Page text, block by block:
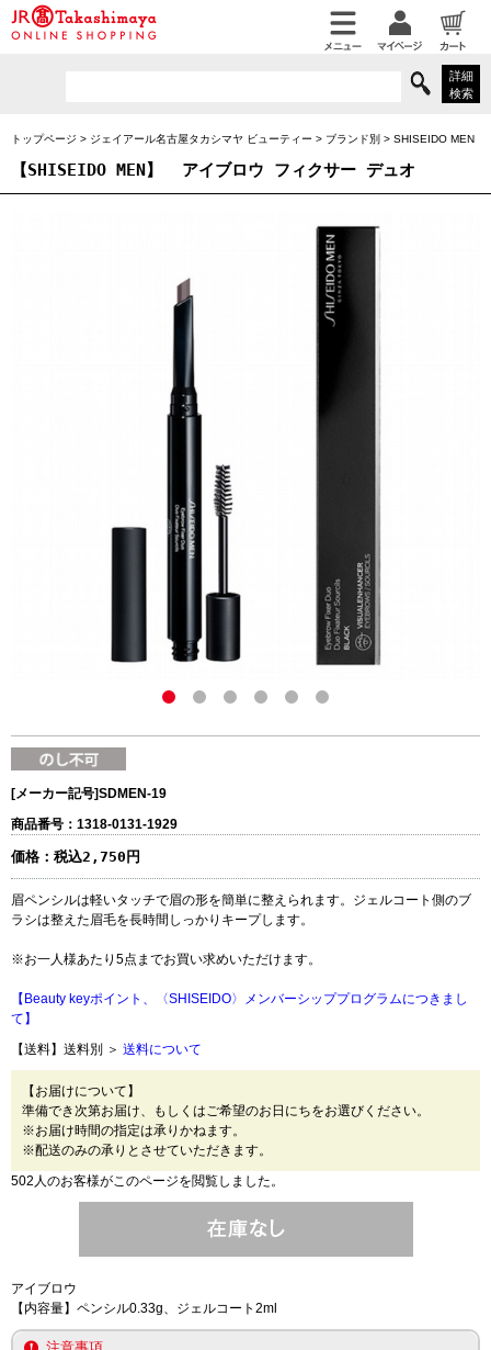
詳細
検索
トップページ > ジェイアール名古屋タカシマヤ ビューティー > ブランド別 > SHISEIDO MEN
【SHISEIDO MEN】 アイブロウ フィクサー デュオ
[メーカー記号]SDMEN-19
商品番号：1318-0131-1929
価格： 税込2,750円
眉ペンシルは軽いタッチで眉の形を簡単に整えられます。ジェルコート側のブ
ラシは整えた眉毛を長時間しっかりキープします。
※お一人様あたり5点までお買い求めいただけます。
【Beauty keyポイント、〈SHISEIDO〉メンバーシッププログラムにつきまし
て】
【送料】送料別 ＞ 送料について
【お届けについて】
準備でき次第お届け、もしくはご希望のお日にちをお選びください。
※お届け時間の指定は承りかねます。
※配送のみの承りとさせていただきます。
502人のお客様がこのページを閲覧しました。
アイブロウ
【内容量】ペンシル0.33g、ジェルコート2ml